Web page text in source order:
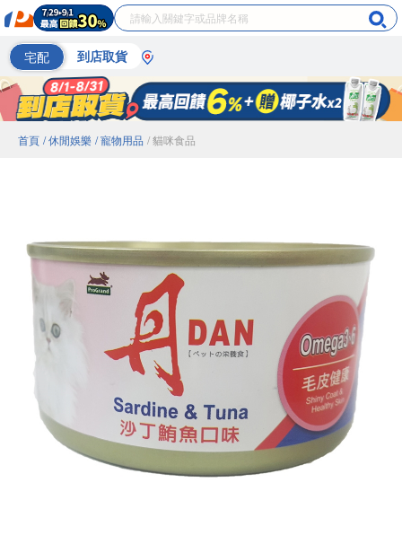
宅配 到店取貨
首頁 / 休閒娛樂 / 寵物用品 / 貓咪食品